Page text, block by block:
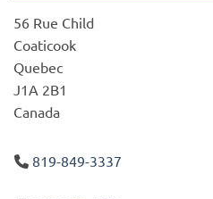
56 Rue Child
Coaticook
Quebec
J1A 2B1
Canada
819-849-3337